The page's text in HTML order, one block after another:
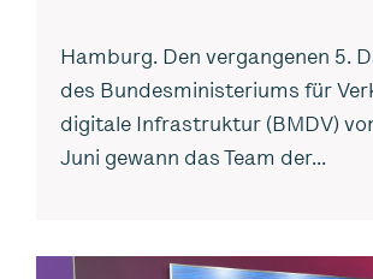
Hamburg. Den vergangenen 5.
des Bundesministeriums für
digitale Infrastruktur (BMDV)
Juni gewann das Team der...